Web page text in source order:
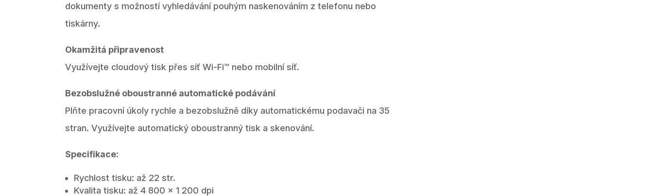
dokumenty s možností vyhledávání pouhým naskenováním z telefonu nebo
tiskárny.
Okamžitá připravenost
Využívejte cloudový tisk přes síť Wi-Fi™ nebo mobilní síť.
Bezobslužné oboustranné automatické podávání
Plňte pracovní úkoly rychle a bezobslužně díky automatickému podavači na 35
stran. Využívejte automatický oboustranný tisk a skenování.
Specifikace:
Rychlost tisku: až 22 str.
Kvalita tisku: až 4 800 x 1 200 dpi